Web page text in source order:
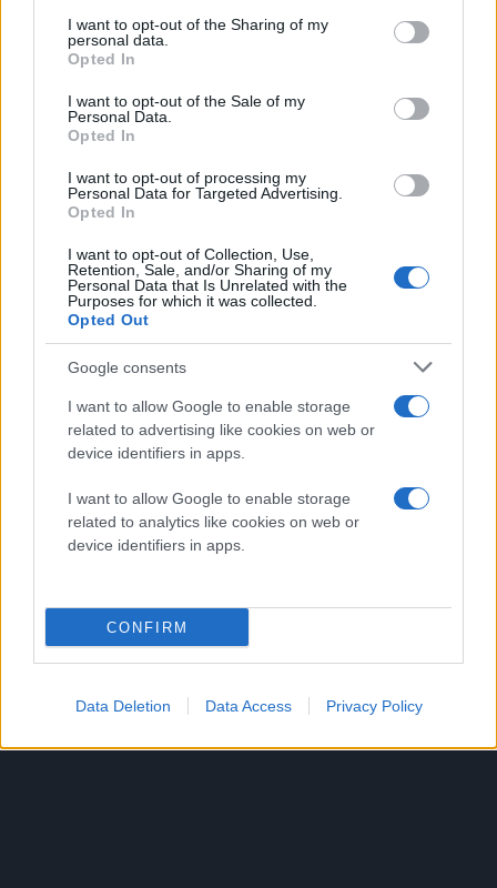
not limited to your visit or usage behaviour. You may click to
grant or deny consent to Google and its third-party tags to
use your data for below specified purposes in below Google
consent section.
I want to opt-out of the Sharing of my
personal data.
Opted In
I want to opt-out of the Sale of my
Personal Data.
Opted In
I want to opt-out of processing my
Personal Data for Targeted Advertising.
Opted In
I want to opt-out of Collection, Use,
Retention, Sale, and/or Sharing of my
Personal Data that Is Unrelated with the
Purposes for which it was collected.
Opted Out
Google consents
I want to allow Google to enable storage
related to advertising like cookies on web or
device identifiers in apps.
I want to allow Google to enable storage
related to analytics like cookies on web or
device identifiers in apps.
CONFIRM
Data Deletion Data Access Privacy Policy
εταιρειών.
Ακόμα και αν δε γνωρίζετε τη διεύθυνση του δε
χρειάζεται να ανησυχείτε (το σίγουρο είναι ότι τη
γνωρίζει το Facebook...) αλλά ούτε και τα γούστα του,
αφού ο παραλήπτης μπορεί να επιλέξει το μέγεθος και
το χρώμα του δώρου ή και να το αλλάξει με κάποιο
άλλο προϊόν ίσης αξίας.
Η νέα υπηρεσία θα κυκλοφορήσει αρχικά στις ΗΠΑ
και αργότερα θα επεκταθεί στον υπόλοιπο κόσμο.